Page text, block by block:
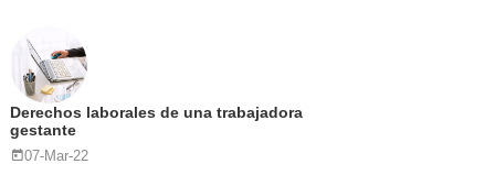
Derechos laborales de una trabajadora
gestante
07-Mar-22